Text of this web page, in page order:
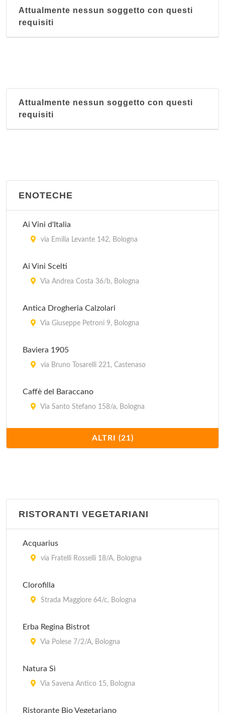
Attualmente nessun soggetto con questi
requisiti
Attualmente nessun soggetto con questi
requisiti
ENOTECHE
Ai Vini d'Italia
via Emilia Levante 142, Bologna
Ai Vini Scelti
Via Andrea Costa 36/b, Bologna
Antica Drogheria Calzolari
Via Giuseppe Petroni 9, Bologna
Baviera 1905
via Bruno Tosarelli 221, Castenaso
Caffè del Baraccano
Via Santo Stefano 158/a, Bologna
via Mascarella 4/b, Bologna
Castellucci Enrico
Drogheria Zampa
Enoteca delle Lame
Enoteca Italiana
ALTRI (21)
RISTORANTI VEGETARIANI
Acquarius
via Fratelli Rosselli 18/A, Bologna
Clorofilla
Strada Maggiore 64/c, Bologna
Erba Regina Bistrot
Via Polese 7/2/A, Bologna
Natura Sì
Via Savena Antico 15, Bologna
Ristorante Bio Vegetariano